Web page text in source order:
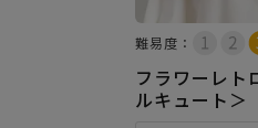
難易度：
フラワーレト
ルキュート＞